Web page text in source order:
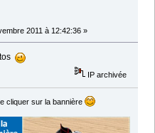
2011 à 12:42:36 »
IP archivée
cliquer sur la bannière